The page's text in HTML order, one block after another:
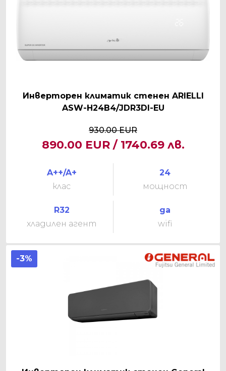
Инверторен климатик стенен ARIELLI
ASW-H24B4/JDR3DI-EU
930.00 EUR
890.00 EUR / 1740.69 лв.
A++/A+
клас
24
мощност
R32
хладилен агент
да
wifi
-3%